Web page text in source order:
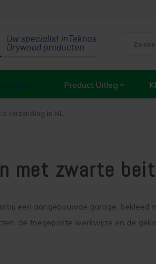
Product Uitleg
verzending in NL
met zwarte
een aangebouwde garage,
de toegepaste werkwijze en de